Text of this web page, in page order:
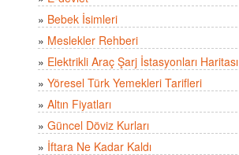
» Bebek İsimleri
» Meslekler Rehberi
» Elektrikli Araç Şarj İstasyonları Haritası
» Yöresel Türk Yemekleri Tarifleri
» Altın Fiyatları
» Güncel Döviz Kurları
» İftara Ne Kadar Kaldı